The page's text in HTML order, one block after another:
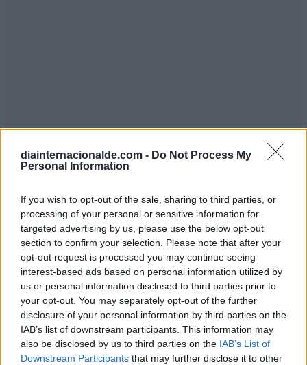
diainternacionalde.com - Do Not Process My
Personal Information
If you wish to opt-out of the sale, sharing to third parties, or
processing of your personal or sensitive information for
targeted advertising by us, please use the below opt-out
section to confirm your selection. Please note that after your
opt-out request is processed you may continue seeing
interest-based ads based on personal information utilized by
us or personal information disclosed to third parties prior to
your opt-out. You may separately opt-out of the further
disclosure of your personal information by third parties on the
IAB’s list of downstream participants. This information may
also be disclosed by us to third parties on the IAB’s List of
Downstream Participants that may further disclose it to other
Famosos que cumplen años el 23 de
diciembre
Este año 2026 es el...
Año Internacional de los Pastizales y los